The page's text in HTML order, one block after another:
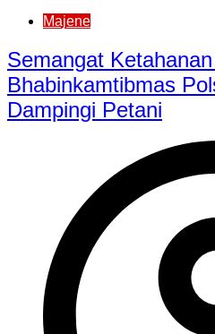
Majene
Semangat
Bhabinkamtibmas
Dampingi Petani